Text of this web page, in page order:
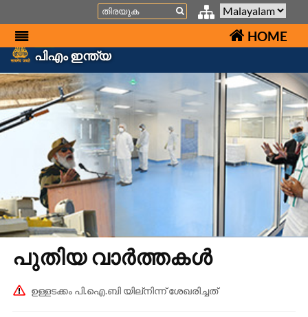
Search
HOME
പിഎം ഇന്ത്യ
പുതിയ വാർത്തകൾ
ഉള്ളടക്കം പി.ഐ.ബി യില്നിന്ന് ശേഖരിച്ചത്